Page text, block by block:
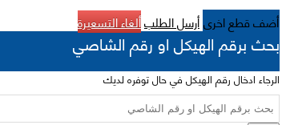
أضف قطع اخرىأرسل الطلبألغاء التسعيرة
بحث برقم الهيكل او رقم الشاصي
الرجاء ادخال رقم الهيكل في حال توفره لديك